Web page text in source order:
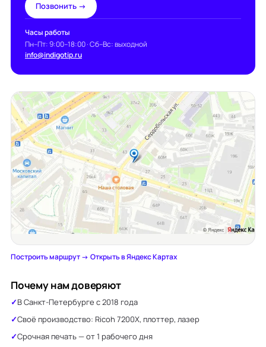
Позвонить →
Часы работы
Пн–Пт: 9:00–18:00 · Сб–Вс: выходной
info@indigotip.ru
Построить маршрут →·Открыть в Яндекс Картах
Почему нам доверяют
В Санкт-Петербурге с 2018 года
Своё производство: Ricoh 7200X, плоттер, лазер
Срочная печать — от 1 рабочего дня